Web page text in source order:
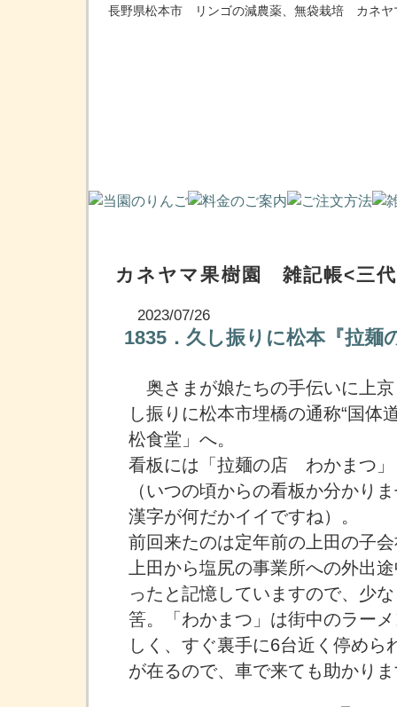
長野県松本市 リンゴの減農薬、無袋栽培 カネヤ
カネヤマ果樹園 雑記帳<三
2023/07/26
1835．久し振りに松本『拉
奥さまが娘たちの手伝いに上
し振りに松本市埋橋の通称“国体
松食堂」へ。
看板には「拉麺の店 わかまつ」
（いつの頃からの看板か分かり
漢字が何だかイイですね）。
前回来たのは定年前の上田の子
上田から塩尻の事業所への外出
ったと記憶していますので、少
筈。「わかまつ」は街中のラー
しく、すぐ裏手に6台近く停めら
が在るので、車で来ても助かり